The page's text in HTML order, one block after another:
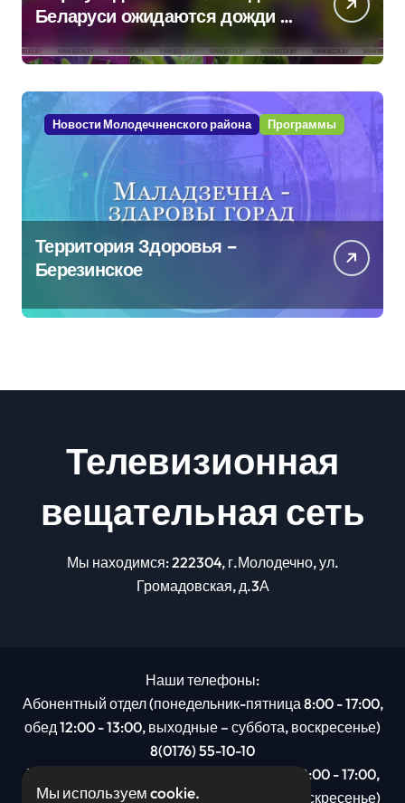
Беларуси ожидаются дожди и
грозы
Новости Молодечненского района Программы
Территория Здоровья –
Березинское
Телевизионная
вещательная сеть
Мы находимся: 222304, г.Молодечно, ул.
Громадовская, д.3А
Наши телефоны:
Абонентный отдел (понедельник-пятница 8:00 - 17:00,
обед 12:00 - 13:00, выходные – суббота, воскресенье)
8(0176) 55-10-10
Рекламный отдел (понедельник-пятница 8:00 - 17:00,
обед 12:00 - 13:00, выходные – суббота, воскресенье)
Мы используем cookie.